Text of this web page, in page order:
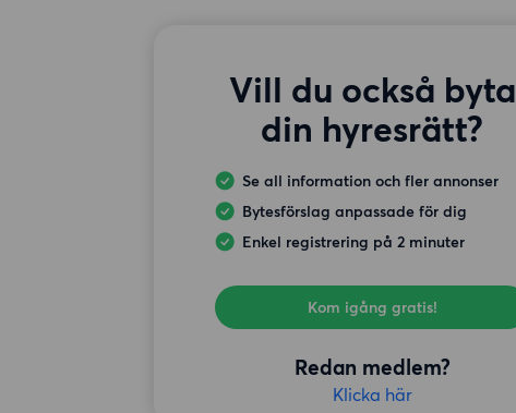
Vill du också byta
din hyresrätt?
Se all information och fler annonser
Bytesförslag anpassade för dig
Enkel registrering på 2 minuter
Kom igång gratis!
Redan medlem?
Klicka här